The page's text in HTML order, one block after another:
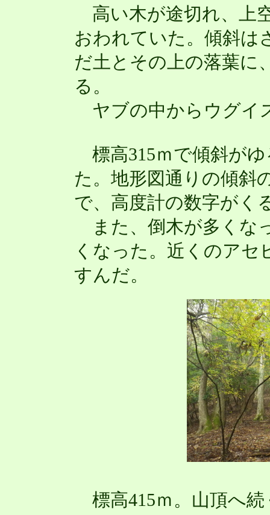
高い木が途切れ、上
おわれていた。傾斜は
だ土とその上の落葉に
る。
ヤブの中からウグイ
標高315ｍで傾斜がゆ
た。地形図通りの傾斜
で、高度計の数字がく
また、倒木が多くな
くなった。近くのア
すんだ。
標高415ｍ。山頂へ